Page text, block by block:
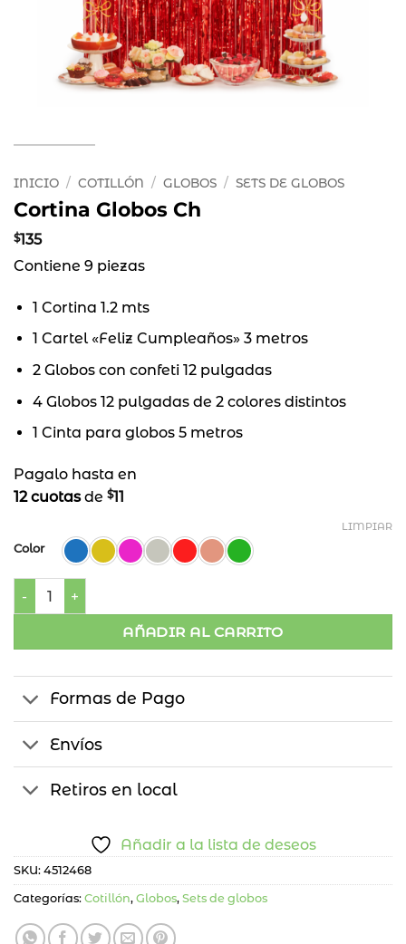
INICIO / COTILLÓN / GLOBOS / SETS DE GLOBOS
Cortina Globos Ch
$135
Contiene 9 piezas
1 Cortina 1.2 mts
1 Cartel «Feliz Cumpleaños» 3 metros
2 Globos con confeti 12 pulgadas
4 Globos 12 pulgadas de 2 colores distintos
1 Cinta para globos 5 metros
Pagalo hasta en
12 cuotasde $11
Color
LIMPIAR
Cortina Globos Ch cantidad
AÑADIR AL CARRITO
Formas de Pago
Envíos
Retiros en local
Añadir a la lista de deseos
SKU: 4512468
Categorías: Cotillón, Globos, Sets de globos